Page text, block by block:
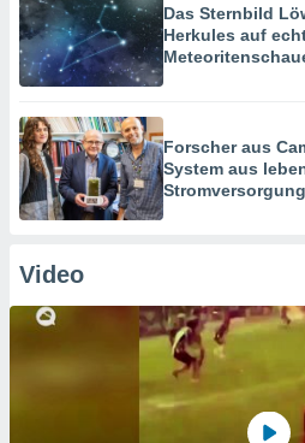
Das Sternbild
Herkules auf
Forscher aus
System aus
Stromversorgung
Video